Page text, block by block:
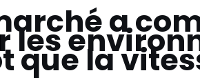
a
les
que la